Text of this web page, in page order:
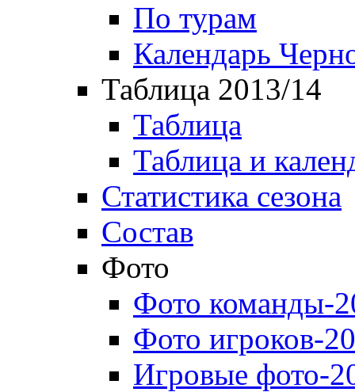
По турам
Календарь
Таблица 2013/14
Таблица
Таблица и
Статистика сезона
Состав
Фото
Фото команды-
Фото игроков-
Игровые фото-